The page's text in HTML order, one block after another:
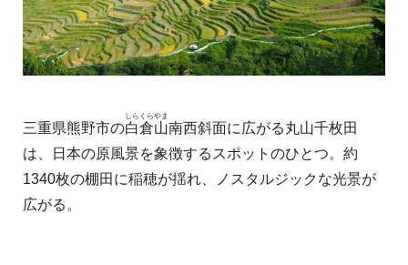
三重県熊野市の白倉山
しらくらやま
南西斜面に広がる丸山千枚田
は、日本の原風景を象徴するスポットのひとつ。約
1340枚の棚田に稲穂が揺れ、ノスタルジックな光景が
広がる。